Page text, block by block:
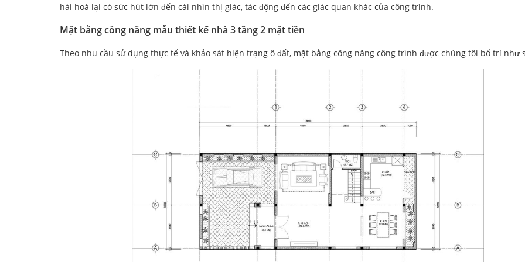
hài hoà lại có sức hút lớn đến cái nhìn thị giác, tác động đến các giác quan khác của công trình.
Mặt bằng công năng mẫu thiết kế nhà 3 tầng 2 mặt tiền
Theo nhu cầu sử dụng thực tế và khảo sát hiện trạng ô đất, mặt bằng công năng công trình được chúng tôi bố trí như